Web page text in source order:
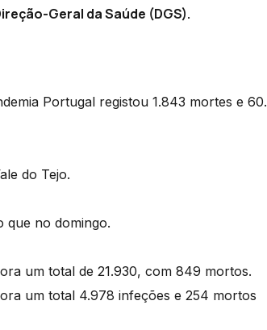
Geral da Saúde (DGS).
Portugal registou 1.843 mortes e
do Tejo.
que no domingo.
um total de 21.930, com 849 mortos.
um total 4.978 infeções e 254 mortos